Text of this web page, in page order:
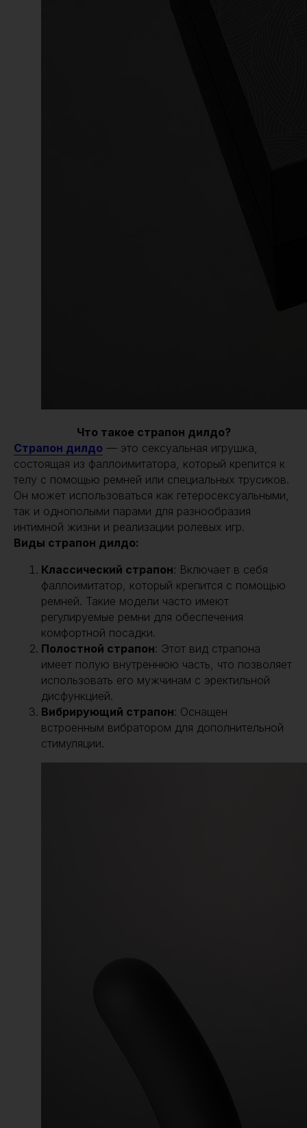
Что такое страпон дилдо?
Страпон дилдо — это сексуальная игрушка,
состоящая из фаллоимитатора, который крепится к
телу с помощью ремней или специальных трусиков.
Он может использоваться как гетеросексуальными,
так и однополыми парами для разнообразия
интимной жизни и реализации ролевых игр.
Виды страпон дилдо:
Классический страпон: Включает в себя
фаллоимитатор, который крепится с помощью
ремней. Такие модели часто имеют
регулируемые ремни для обеспечения
комфортной посадки.
Полостной страпон: Этот вид страпона
имеет полую внутреннюю часть, что позволяет
использовать его мужчинам с эректильной
дисфункцией.
Вибрирующий страпон: Оснащен
встроенным вибратором для дополнительной
стимуляции.